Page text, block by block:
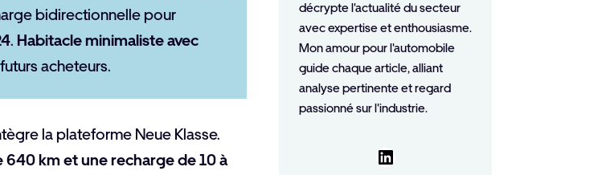
bidirectionnelle pour
. Habitacle minimaliste avec
acheteurs.
la plateforme Neue Klasse.
km et une recharge de 10 à
décrypte l'actualité du secteur
avec expertise et enthousiasme.
Mon amour pour l'automobile
guide chaque article, alliant
analyse pertinente et regard
passionné sur l'industrie.
LinkedIn